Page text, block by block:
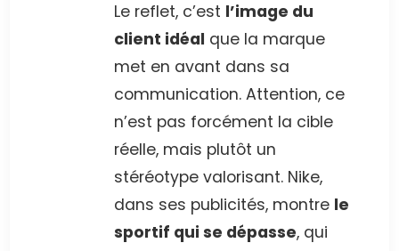
Le reflet, c’est l’image du
client idéal que la marque
met en avant dans sa
communication. Attention, ce
n’est pas forcément la cible
réelle, mais plutôt un
stéréotype valorisant. Nike,
dans ses publicités, montre le
sportif qui se dépasse, qui